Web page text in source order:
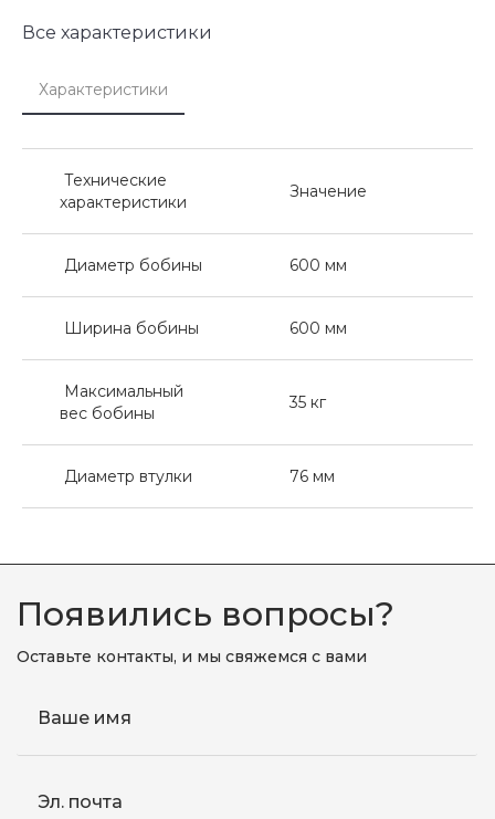
Все характеристики
Характеристики
Технические
характеристики
Значение
Диаметр бобины 600 мм
Ширина бобины 600 мм
Максимальный
вес бобины
35 кг
Диаметр втулки 76 мм
Появились вопросы?
Оставьте контакты, и мы свяжемся с вами
Ваше имя
Эл. почта